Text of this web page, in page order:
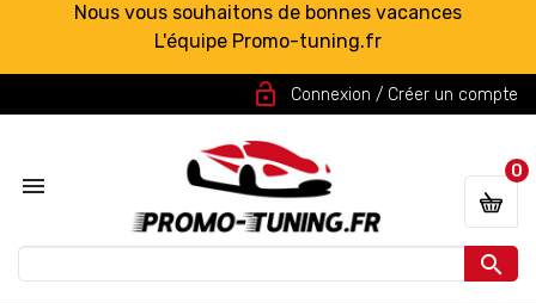
Nous vous souhaitons de bonnes vacances
L'équipe Promo-tuning.fr
lock_open Connexion / Créer un compte


0